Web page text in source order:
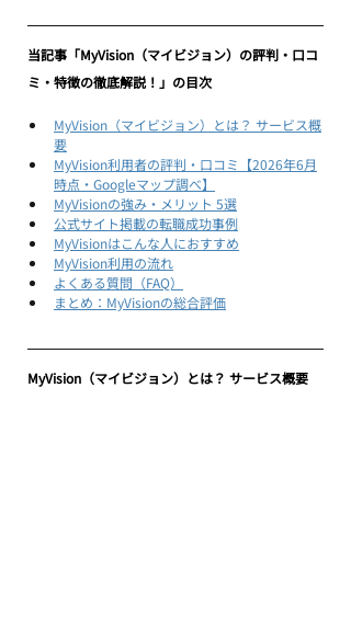
当記事「MyVision（マイビジョン）の評判・口コ
ミ・特徴の徹底解説！」の目次
MyVision（マイビジョン）とは？ サービス概
要
MyVision利用者の評判・口コミ【2026年6月
時点・Googleマップ調べ】
MyVisionの強み・メリット 5選
公式サイト掲載の転職成功事例
MyVisionはこんな人におすすめ
MyVision利用の流れ
よくある質問（FAQ）
まとめ：MyVisionの総合評価
MyVision（マイビジョン）とは？ サービス概要